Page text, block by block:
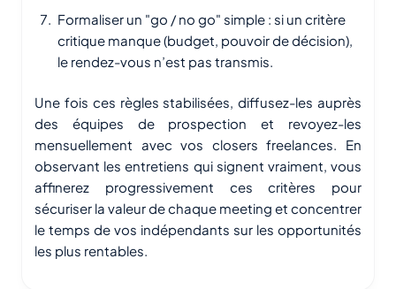
Formaliser un "go / no go" simple : si un critère
critique manque (budget, pouvoir de décision),
le rendez-vous n’est pas transmis.
Une fois ces règles stabilisées, diffusez-les auprès
des équipes de prospection et revoyez-les
mensuellement avec vos closers freelances. En
observant les entretiens qui signent vraiment, vous
affinerez progressivement ces critères pour
sécuriser la valeur de chaque meeting et concentrer
le temps de vos indépendants sur les opportunités
les plus rentables.